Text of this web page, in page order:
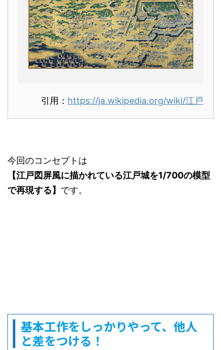
引用： https://ja.wikipedia.org/wiki/江戸
今回のコンセプトは
【江戸図屏風に描かれている江戸城を1/700の模型
で再現する】 です。
基本工作をしっかりやって、他人
と差をつける！